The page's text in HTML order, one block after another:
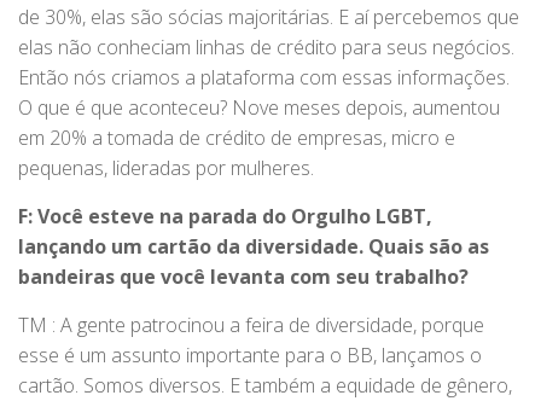
de 30%, elas são sócias majoritárias. E aí percebemos que
elas não conheciam linhas de crédito para seus negócios.
Então nós criamos a plataforma com essas informações.
O que é que aconteceu? Nove meses depois, aumentou
em 20% a tomada de crédito de empresas, micro e
pequenas, lideradas por mulheres.
F: Você esteve na parada do Orgulho LGBT,
lançando um cartão da diversidade. Quais são as
bandeiras que você levanta com seu trabalho?
TM : A gente patrocinou a feira de diversidade, porque
esse é um assunto importante para o BB, lançamos o
cartão. Somos diversos. E também a equidade de gênero,